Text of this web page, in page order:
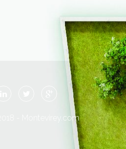
- Montevirey.com